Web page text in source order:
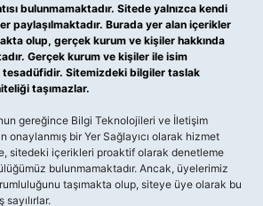
bulunmamaktadır. Sitede yalnızca kendi
paylaşılmaktadır. Burada yer alan içerikler
olup, gerçek kurum ve kişiler hakkında
Gerçek kurum ve kişiler ile isim
Sitemizdeki bilgiler taslak
taşımazlar.
gereğince Bilgi Teknolojileri ve İletişim
onaylanmış bir Yer Sağlayıcı olarak hizmet
sitedeki içerikleri proaktif olarak denetleme
bulunmamaktadır. Ancak, üyelerimiz
taşımakta olup, siteye üye olarak bu